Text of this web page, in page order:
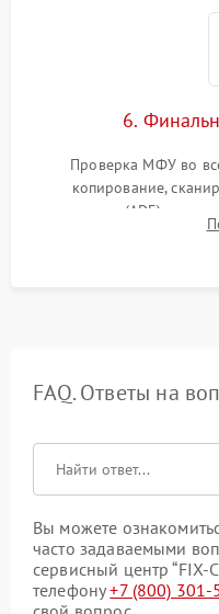
6.
Проверка МФУ во
копирование,
документов (ADF) и
на отсутствие серого
FAQ. Ответы на
Вы можете
часто задаваемыми
сервисный центр
телефону+7 (800) 301-